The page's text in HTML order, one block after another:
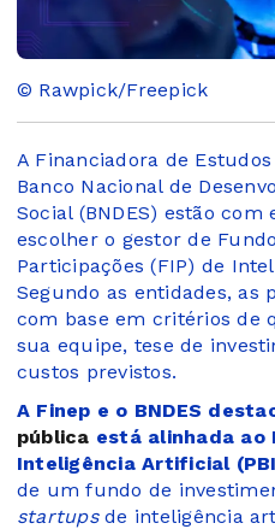
© Rawpick/Freepick
A Financiadora de
Banco Nacional de
Social (BNDES) estão
escolher o gestor de
Participações (FIP) de
Segundo as entidades, as
com base em critérios de
sua equipe, tese de
custos previstos.
A Finep e o BNDES
pública está alinhada ao
Inteligência Artificial
de um fundo de
startupsde inteligência